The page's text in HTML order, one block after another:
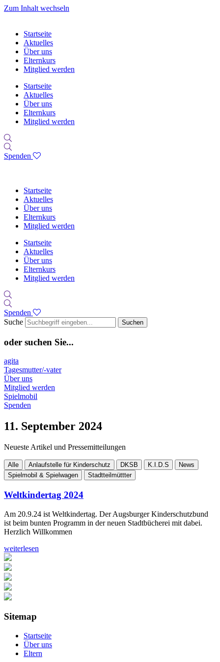
Zum Inhalt wechseln
Startseite
Aktuelles
Über uns
Elternkurs
Mitglied werden
Startseite
Aktuelles
Über uns
Elternkurs
Mitglied werden
Spenden
Startseite
Aktuelles
Über uns
Elternkurs
Mitglied werden
Startseite
Aktuelles
Über uns
Elternkurs
Mitglied werden
Spenden
Suche
Suchen
oder suchen Sie...
agita
Tagesmutter/-vater
Über uns
Mitglied werden
Spielmobil
Spenden
11. September 2024
Neueste Artikel und Pressemitteilungen
Alle Anlaufstelle für Kinderschutz DKSB K.I.D.S
News
Spielmobil & Spielwagen
Stadtteilmüttter
Weltkindertag 2024
Am 20.9.24 ist Weltkindertag. Der Augsburger Kinderschutzbund
ist beim bunten Programm in der neuen Stadtbücherei mit dabei.
Herzlich Willkommen
weiterlesen
Sitemap
Startseite
Über uns
Eltern